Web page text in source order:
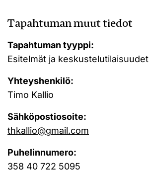
Tapahtuman muut tiedot
Tapahtuman tyyppi:
Esitelmät ja keskustelutilaisuudet
Yhteyshenkilö:
Timo Kallio
Sähköpostiosoite:
thkallio@gmail.com
Puhelinnumero:
358 40 722 5095